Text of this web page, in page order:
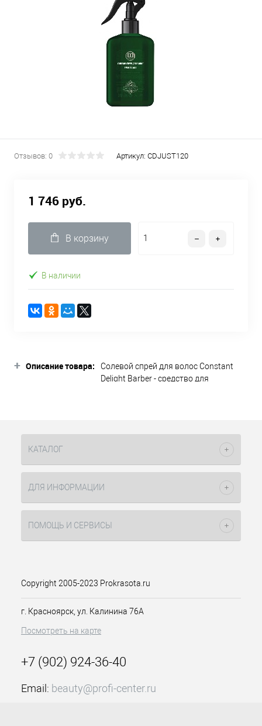
Отзывов: 0 Артикул: CDJUST120
1 746 руб.
В корзину
В наличии
+ Описание товара:
Солевой спрей для волос Constant
Delight Barber - средство для
добавляет текстуру волосам. Спрей
не повреждая их структуру,
благодаря уникальной формуле с
как экстракт водорослей и кокоса.
чистые, слегка подсушенные волосы,
распределить по длине волос и
приступить к укладке.
КАТАЛОГ
ДЛЯ ИНФОРМАЦИИ
ПОМОЩЬ И СЕРВИСЫ
Copyright 2005-2023 Prokrasota.ru
г. Красноярск, ул. Калинина 76А
Посмотреть на карте
+7 (902) 924-36-40
Email: beauty@profi-center.ru